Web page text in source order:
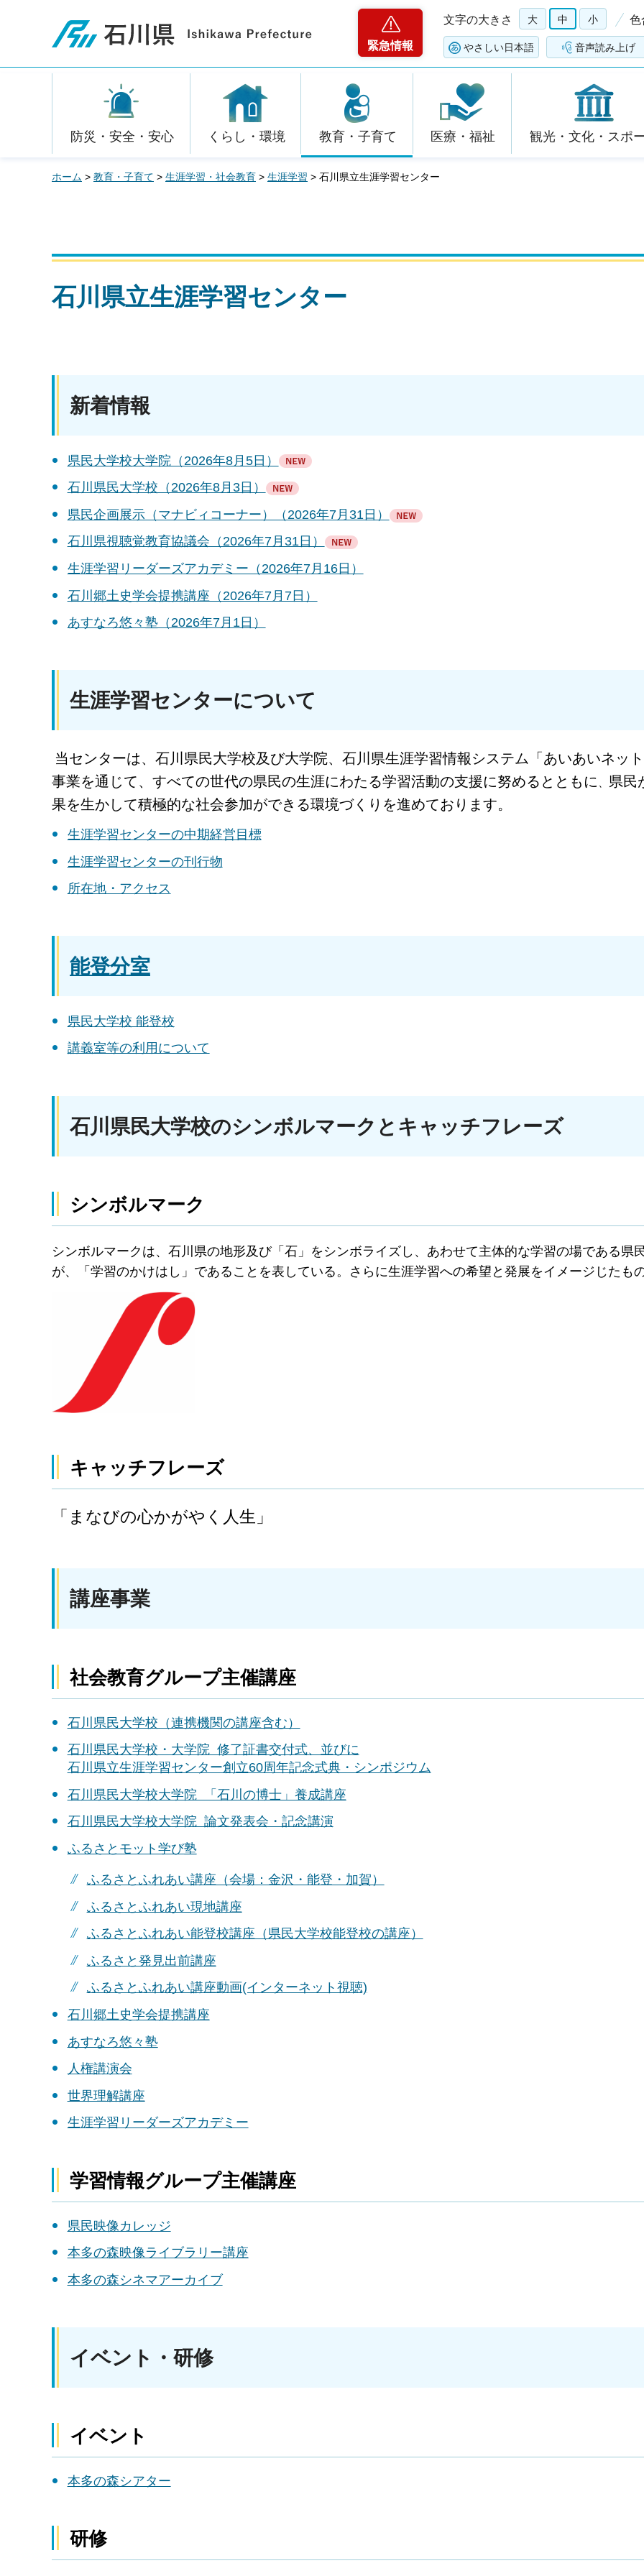
石川県
緊急情報
文字の大きさ 大 中 小 色
やさしい日本語 音声読み上げ
防災・安全・安心 くらし・環境 教育・子育て 医療・福祉 観光・文化・スポ
ホーム > 教育・子育て > 生涯学習・社会教育 > 生涯学習 > 石川県立生涯学習センター
石川県立生涯学習センター
新着情報
県民大学校大学院（2026年8月5日）
石川県民大学校（2026年8月3日）
県民企画展示（マナビィコーナー）（2026年7月31日）
石川県視聴覚教育協議会（2026年7月31日）
生涯学習リーダーズアカデミー（2026年7月16日）
石川郷土史学会提携講座（2026年7月7日）
あすなろ悠々塾（2026年7月1日）
生涯学習センターについて
当センターは、石川県民大学校及び大学院、石川県生涯学習情報システム「あいあいネッ
事業を通じて、すべての世代の県民の生涯にわたる学習活動の支援に努めるとともに 県民
果を生かして積極的な社会参加ができる環境づくりを進めております。
生涯学習センターの中期経営目標
生涯学習センターの刊行物
所在地・アクセス
能登分室
県民大学校 能登校
講義室等の利用について
石川県民大学校のシンボルマークとキャッチフレーズ
シンボルマーク
シンボルマークは、石川県の地形及び「石」をシンボライズし、あわせて主体的な学習の場である県
が、「学習のかけはし」であることを表している。さらに生涯学習への希望と発展をイメージじたもの
キャッチフレーズ
「まなびの心かがやく人生」
講座事業
社会教育グループ主催講座
石川県民大学校（連携機関の講座含む）
石川県民大学校・大学院 修了証書交付式、並びに
石川県立生涯学習センター創立60周年記念式典・シンポジウム
石川県民大学校大学院 「石川の博士」養成講座
石川県民大学校大学院 論文発表会・記念講演
ふるさとモット学び塾
ふるさとふれあい講座（会場：金沢・能登・加賀）
ふるさとふれあい現地講座
ふるさとふれあい能登校講座（県民大学校能登校の講座）
ふるさと発見出前講座
ふるさとふれあい講座動画(インターネット視聴)
石川郷土史学会提携講座
あすなろ悠々塾
人権講演会
世界理解講座
生涯学習リーダーズアカデミー
学習情報グループ主催講座
県民映像カレッジ
本多の森映像ライブラリー講座
本多の森シネマアーカイブ
イベント・研修
イベント
本多の森シアター
研修